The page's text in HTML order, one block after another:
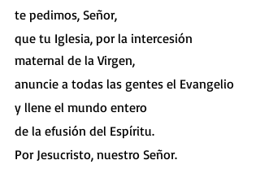
te pedimos, Señor,
que tu Iglesia, por la intercesión
maternal de la Virgen,
anuncie a todas las gentes el Evangelio
y llene el mundo entero
de la efusión del Espíritu.
Por Jesucristo, nuestro Señor.